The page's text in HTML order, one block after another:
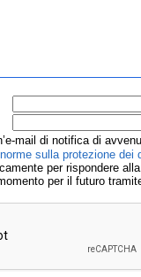
mail di notifica di
norme sulla protezione dei
per rispondere
per il futuro